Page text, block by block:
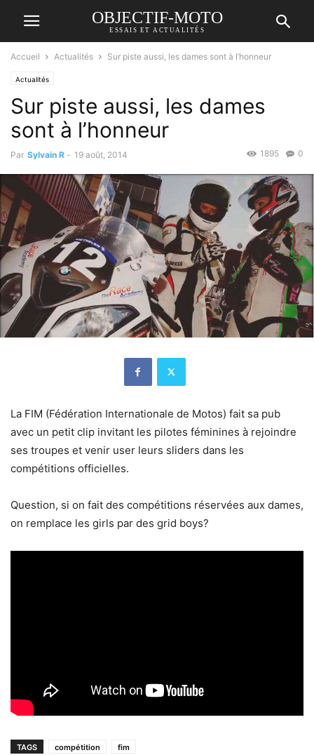
OBJECTIF-MOTO
ESSAIS ET ACTUALITÉS
Accueil Actualités Sur piste aussi, les dames sont à l’honneur
Actualités
Sur piste aussi, les dames
sont à l’honneur
Par Sylvain R - 19 août, 2014 0
1895
La FIM (Fédération Internationale de Motos) fait sa pub
avec un petit clip invitant les pilotes féminines à rejoindre
ses troupes et venir user leurs sliders dans les
compétitions officielles.
Question, si on fait des compétitions réservées aux dames,
on remplace les girls par des grid boys?
TAGS compétition fim